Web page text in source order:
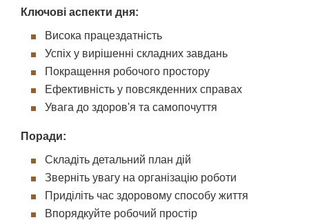
Ключові аспекти дня:
Висока працездатність
Успіх у вирішенні складних завдань
Покращення робочого простору
Ефективність у повсякденних справах
Увага до здоров'я та самопочуття
Поради:
Складіть детальний план дій
Зверніть увагу на організацію роботи
Приділіть час здоровому способу життя
Впорядкуйте робочий простір